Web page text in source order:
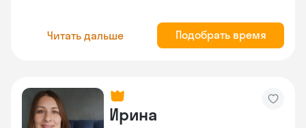
Читать дальше Подобрать время
Ирина